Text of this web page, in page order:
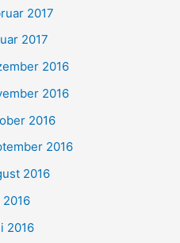
2017
2017
2016
2016
2016
2016
2016
2016